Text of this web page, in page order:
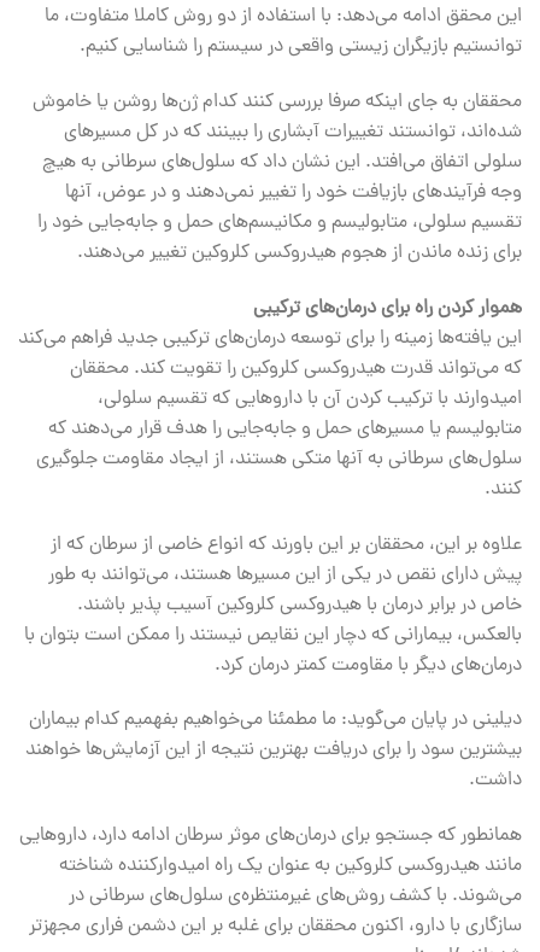
این محقق ادامه می‌دهد: با استفاده از دو روش کاملا متفاوت، ما
توانستیم بازیگران زیستی واقعی در سیستم را شناسایی کنیم.
محققان به جای اینکه صرفا بررسی کنند کدام ژن‌ها روشن یا خاموش
شده‌اند، توانستند تغییرات آبشاری را ببینند که در کل مسیرهای
سلولی اتفاق می‌افتد. این نشان داد که سلول‌های سرطانی به هیچ
وجه فرآیندهای بازیافت خود را تغییر نمی‌دهند و در عوض، آنها
تقسیم سلولی، متابولیسم و ‌مکانیسم‌های حمل و جابه‌جایی خود را
برای زنده ماندن از هجوم هیدروکسی کلروکین تغییر می‌دهند.
هموار کردن راه برای درمان‌های ترکیبی
این یافته‌ها زمینه را برای توسعه درمان‌های ترکیبی جدید فراهم می‌کند
که می‌تواند قدرت هیدروکسی کلروکین را تقویت کند. محققان
امیدوارند با ترکیب کردن آن با داروهایی که تقسیم سلولی،
متابولیسم یا مسیرهای حمل و جابه‌جایی را هدف قرار می‌دهند که
سلول‌های سرطانی به آنها متکی هستند، از ایجاد مقاومت جلوگیری
کنند.
علاوه بر این، محققان بر این باورند که انواع خاصی از سرطان که از
پیش دارای نقص در یکی از این مسیرها هستند، می‌توانند به طور
خاص در برابر درمان با هیدروکسی کلروکین آسیب پذیر باشند.
بالعکس، بیمارانی که دچار این نقایص نیستند را ممکن است بتوان با
درمان‌های دیگر با مقاومت کمتر درمان کرد.
دیلینی در پایان می‌گوید: ما مطمئنا می‌خواهیم بفهمیم کدام بیماران
بیشترین سود را برای دریافت بهترین نتیجه از این آزمایش‌ها خواهند
داشت.
همانطور که جستجو برای درمان‌های موثر سرطان ادامه دارد، داروهایی
مانند هیدروکسی کلروکین به عنوان یک راه امیدوارکننده شناخته
می‌شوند. با کشف روش‌های غیرمنتظره‌ی سلول‌های سرطانی در
سازگاری با دارو، اکنون محققان برای غلبه بر این دشمن فراری مجهزتر